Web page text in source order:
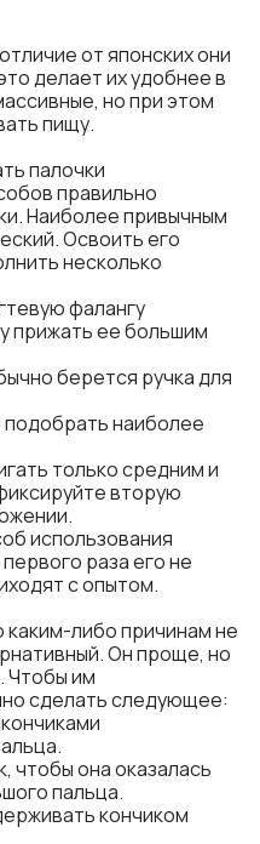
от японских они
делает их удобнее в
но при этом
пищу.
палочки
правильно
Наиболее привычным
Освоить его
несколько
фалангу
прижать ее большим
берется ручка для
наиболее
только средним и
вторую
использования
раза его не
с опытом.
каким-либо причинам не
Он проще, но
Чтобы им
сделать следующее:
чтобы она оказалась
пальца.
кончиком